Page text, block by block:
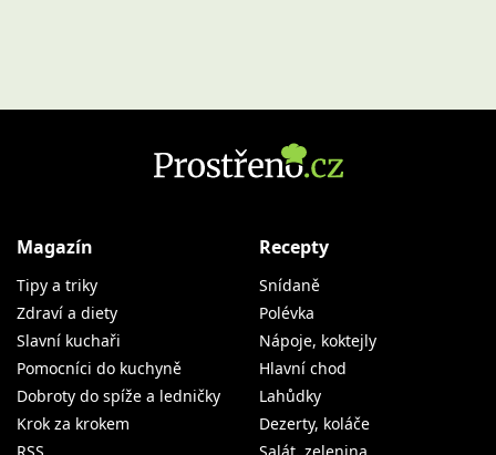
Magazín
Tipy a triky
Zdraví a diety
Slavní kuchaři
Pomocníci do kuchyně
Dobroty do spíže a ledničky
Krok za krokem
Recepty
Snídaně
Polévka
Nápoje, koktejly
Hlavní chod
Lahůdky
Dezerty, koláče